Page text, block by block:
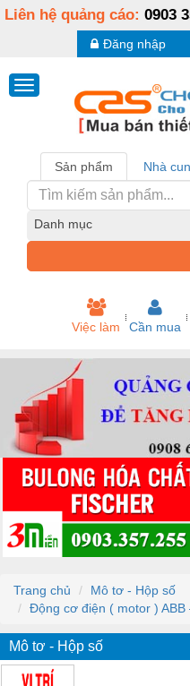
Liên hệ quảng cáo: 0903
Đăng nhập
Sản phẩm Nhà
Danh mục
Việc làm Cần mua
Trang chủ
Mô tơ - Hộp số
Động cơ điện ( motor ) ABB
Mô tơ - Hộp số